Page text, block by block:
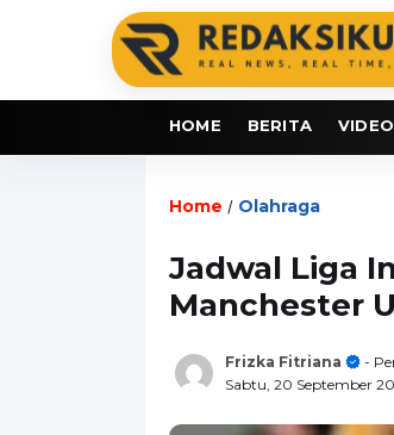
HOME BERITA
Home / Olahraga
Jadwal Liga
Manchester
Frizka Fitriana
-
Sabtu, 20 September